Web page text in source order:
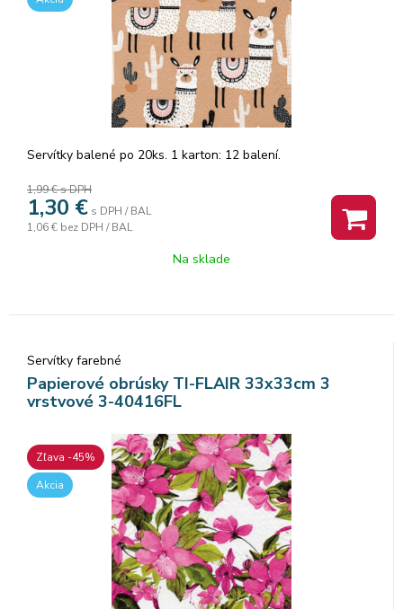
Servítky balené po 20ks. 1 karton: 12 balení.
1,99 €s DPH
1,30 € s DPH / BAL
1,06 € bez DPH / BAL
Na sklade
Servítky farebné
Papierové obrúsky TI-FLAIR 33x33cm 3
vrstvové 3-40416FL
Zľava -45%
Akcia